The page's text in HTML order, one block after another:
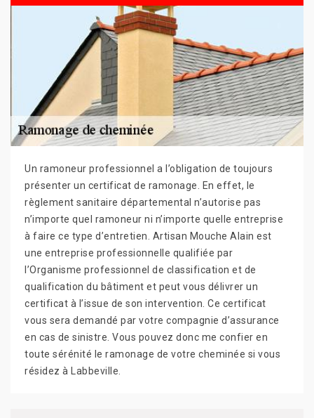
Un ramoneur professionnel a l’obligation de toujours
présenter un certificat de ramonage. En effet, le
règlement sanitaire départemental n’autorise pas
n’importe quel ramoneur ni n’importe quelle entreprise
à faire ce type d’entretien. Artisan Mouche Alain est
une entreprise professionnelle qualifiée par
l’Organisme professionnel de classification et de
qualification du bâtiment et peut vous délivrer un
certificat à l’issue de son intervention. Ce certificat
vous sera demandé par votre compagnie d’assurance
en cas de sinistre. Vous pouvez donc me confier en
toute sérénité le ramonage de votre cheminée si vous
résidez à Labbeville.